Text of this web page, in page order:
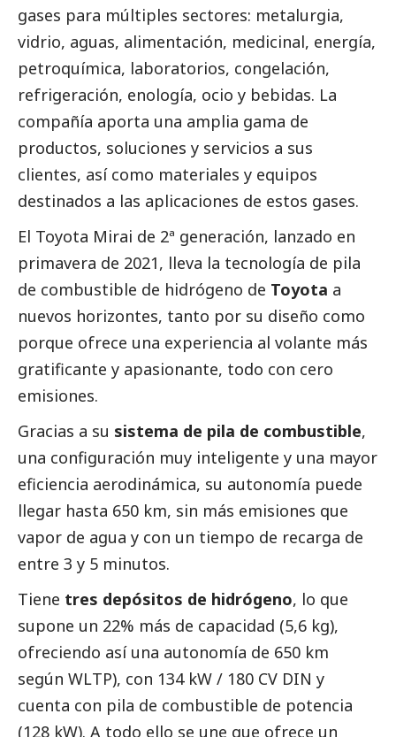
gases para múltiples sectores: metalurgia,
vidrio, aguas, alimentación, medicinal, energía,
petroquímica, laboratorios, congelación,
refrigeración, enología, ocio y bebidas. La
compañía aporta una amplia gama de
productos, soluciones y servicios a sus
clientes, así como materiales y equipos
destinados a las aplicaciones de estos gases.
El Toyota Mirai de 2ª generación, lanzado en
primavera de 2021, lleva la tecnología de pila
de combustible de hidrógeno de Toyota a
nuevos horizontes, tanto por su diseño como
porque ofrece una experiencia al volante más
gratificante y apasionante, todo con cero
emisiones.
Gracias a su sistema de pila de combustible,
una configuración muy inteligente y una mayor
eficiencia aerodinámica, su autonomía puede
llegar hasta 650 km, sin más emisiones que
vapor de agua y con un tiempo de recarga de
entre 3 y 5 minutos.
Tiene tres depósitos de hidrógeno, lo que
supone un 22% más de capacidad (5,6 kg),
ofreciendo así una autonomía de 650 km
según WLTP), con 134 kW / 180 CV DIN y
cuenta con pila de combustible de potencia
(128 kW). A todo ello se une que ofrece un